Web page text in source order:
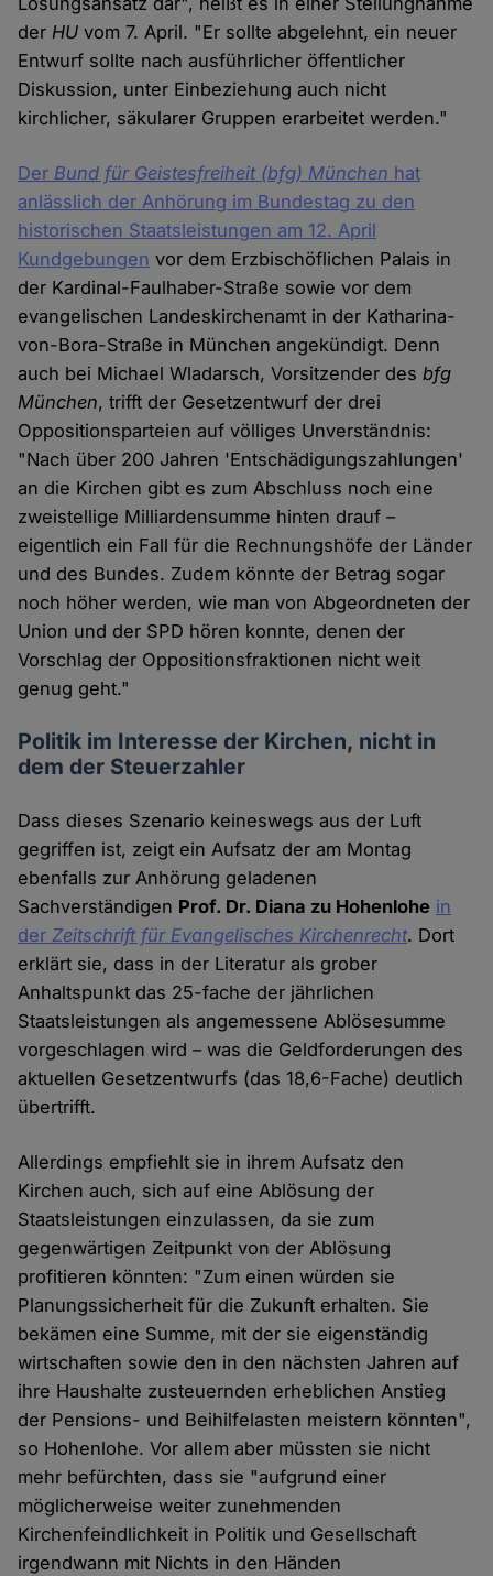
derHU vom 7. April. "Er sollte abgelehnt, ein neuer
Entwurf sollte nach ausführlicher öffentlicher
Diskussion, unter Einbeziehung auch nicht
kirchlicher, säkularer Gruppen erarbeitet werden."
Der Bund für Geistesfreiheit (bfg) München hat
anlässlich der Anhörung im Bundestag zu den
historischen Staatsleistungen am 12. April
Kundgebungen vor dem Erzbischöflichen Palais in
der Kardinal-Faulhaber-Straße sowie vor dem
evangelischen Landeskirchenamt in der Katharina-
von-Bora-Straße in München angekündigt. Denn
auch bei Michael Wladarsch, Vorsitzender desbfg
München, trifft der Gesetzentwurf der drei
Oppositionsparteien auf völliges Unverständnis:
"Nach über 200 Jahren 'Entschädigungszahlungen'
an die Kirchen gibt es zum Abschluss noch eine
zweistellige Milliardensumme hinten drauf –
eigentlich ein Fall für die Rechnungshöfe der Länder
und des Bundes. Zudem könnte der Betrag sogar
noch höher werden, wie man von Abgeordneten der
Union und der SPD hören konnte, denen der
Vorschlag der Oppositionsfraktionen nicht weit
genug geht."
Politik im Interesse der Kirchen, nicht in
dem der Steuerzahler
Dass dieses Szenario keineswegs aus der Luft
gegriffen ist, zeigt ein Aufsatz der am Montag
ebenfalls zur Anhörung geladenen
Sachverständigen Prof. Dr. Diana zu Hohenlohe in
derZeitschrift für Evangelisches Kirchenrecht. Dort
erklärt sie, dass in der Literatur als grober
Anhaltspunkt das 25-fache der jährlichen
Staatsleistungen als angemessene Ablösesumme
vorgeschlagen wird – was die Geldforderungen des
aktuellen Gesetzentwurfs (das 18,6-Fache) deutlich
übertrifft.
Allerdings empfiehlt sie in ihrem Aufsatz den
Kirchen auch, sich auf eine Ablösung der
Staatsleistungen einzulassen, da sie zum
gegenwärtigen Zeitpunkt von der Ablösung
profitieren könnten: "Zum einen würden sie
Planungssicherheit für die Zukunft erhalten. Sie
bekämen eine Summe, mit der sie eigenständig
wirtschaften sowie den in den nächsten Jahren auf
ihre Haushalte zusteuernden erheblichen Anstieg
der Pensions- und Beihilfelasten meistern könnten",
so Hohenlohe. Vor allem aber müssten sie nicht
mehr befürchten, dass sie "aufgrund einer
möglicherweise weiter zunehmenden
Kirchenfeindlichkeit in Politik und Gesellschaft
irgendwann mit Nichts in den Händen